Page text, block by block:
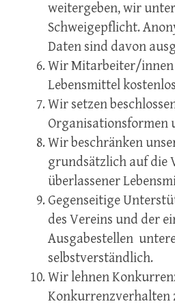
weitergeben, wir
Schweigepflicht.
Daten sind davon
Wir Mitarbeiter/innen
Lebensmittel
Wir setzen
Organisationsformen
Wir beschränken
grundsätzlich auf die
überlassener
Gegenseitige
des Vereins und der
Ausgabestellen
selbstverständlich.
Wir lehnen
Konkurrenzverhalten